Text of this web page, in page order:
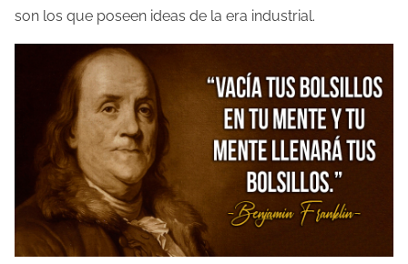
son los que poseen ideas de la era industrial.